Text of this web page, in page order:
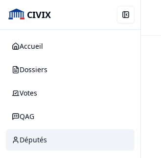
CIVIX
Accueil
Dossiers
Votes
QAG
Députés